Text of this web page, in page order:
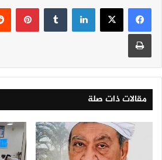
لينكدإن بينتيريست
مقالات ذات صلة